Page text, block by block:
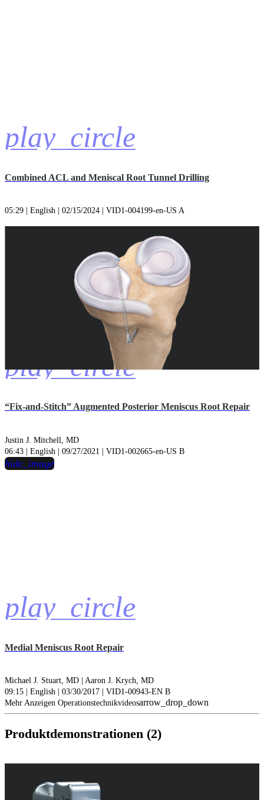
play_circle
Combined ACL and Meniscal Root Tunnel Drilling
05:29 | English | 02/15/2024 | VID1-004199-en-US A
play_circle
“Fix-and-Stitch” Augmented Posterior Meniscus Root Repair
Justin J. Mitchell, MD
06:43 | English | 09/27/2021 | VID1-002665-en-US B
play_circle
hide_image
Medial Meniscus Root Repair
Michael J. Stuart, MD | Aaron J. Krych, MD
09:15 | English | 03/30/2017 | VID1-00943-EN B
Mehr Anzeigen Operationstechnikvideosarrow_drop_down
Produktdemonstrationen (2)